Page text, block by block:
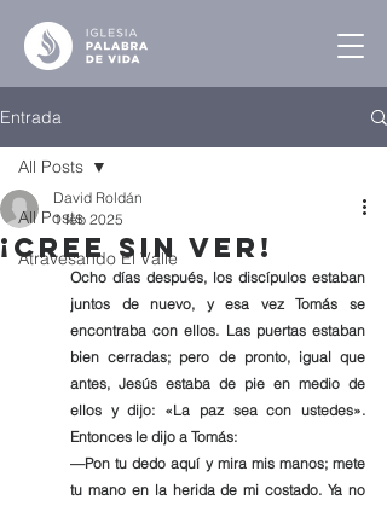
Entrada
All Posts
Atravesando El Valle
All Posts
¡Cree sin Ver!
David Roldán
1 feb 2025
Ocho días después, los discípulos estaban
juntos de nuevo, y esa vez Tomás se
encontraba con ellos. Las puertas estaban
bien cerradas; pero de pronto, igual que
antes, Jesús estaba de pie en medio de
ellos y dijo: «La paz sea con ustedes».
Entonces le dijo a Tomás:
—Pon tu dedo aquí y mira mis manos; mete
tu mano en la herida de mi costado. Ya no